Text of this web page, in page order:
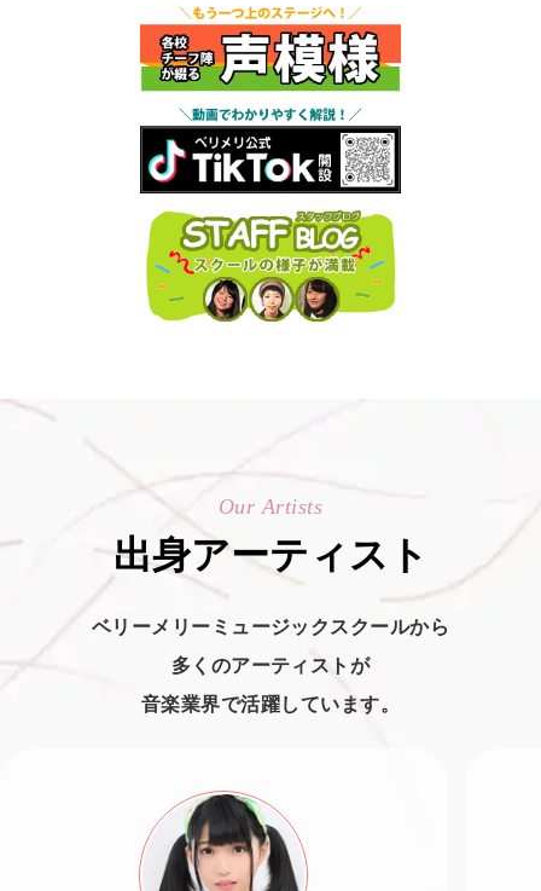
Our Artists
出身アーティスト
ベリーメリーミュージックスクールから
多くのアーティストが
音楽業界で活躍しています。